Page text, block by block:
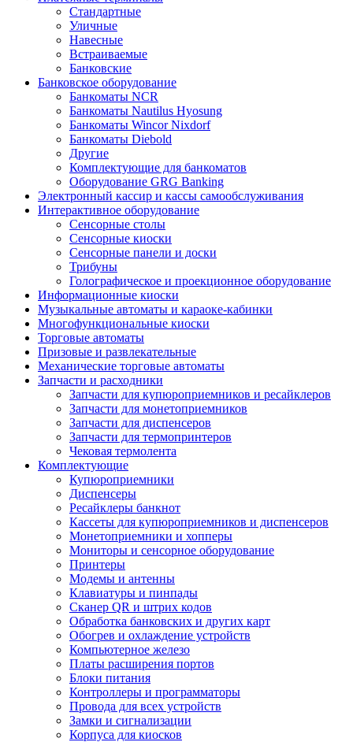
Стандартные
Уличные
Навесные
Встраиваемые
Банковские
Банковское оборудование
Банкоматы NCR
Банкоматы Nautilus Hyosung
Банкоматы Wincor Nixdorf
Банкоматы Diebold
Другие
Комплектующие для банкоматов
Оборудование GRG Banking
Электронный кассир и кассы самообслуживания
Интерактивное оборудование
Сенсорные столы
Сенсорные киоски
Сенсорные панели и доски
Трибуны
Голографическое и проекционное оборудование
Информационные киоски
Музыкальные автоматы и караоке-кабинки
Многофункциональные киоски
Торговые автоматы
Призовые и развлекательные
Механические торговые автоматы
Запчасти и расходники
Запчасти для купюроприемников и ресайклеров
Запчасти для монетоприемников
Запчасти для диспенсеров
Запчасти для термопринтеров
Чековая термолента
Комплектующие
Купюроприемники
Диспенсеры
Ресайклеры банкнот
Кассеты для купюроприемников и диспенсеров
Монетоприемники и хопперы
Мониторы и сенсорное оборудование
Принтеры
Модемы и антенны
Клавиатуры и пинпады
Сканер QR и штрих кодов
Обработка банковских и других карт
Обогрев и охлаждение устройств
Компьютерное железо
Платы расширения портов
Блоки питания
Контроллеры и программаторы
Провода для всех устройств
Замки и сигнализации
Корпуса для киосков